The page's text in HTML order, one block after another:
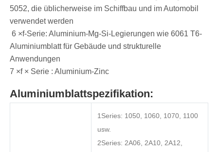
5052, die üblicherweise im Schiffbau und im Automobil
verwendet werden
‌ ‌6 ×f-Serie: Aluminium-Mg-Si-Legierungen wie 6061 T6-
Aluminiumblatt für Gebäude und strukturelle
Anwendungen ‌
‌7 ×f × Serie ‌: Aluminium-Zinc
Aluminiumblattspezifikation:
1Series: 1050, 1060, 1070, 1100
usw.
2Series: 2A06, 2A10, 2A12,